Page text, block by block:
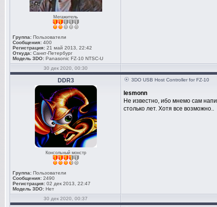
Мегажитель
Группа: Пользователи
Сообщения: 400
Регистрация: 21 май 2013, 22:42
Откуда: Санкт-Петербург
Модель 3DO: Panasonic FZ-10 NTSC-U
30 дек 2020, 00:30
DDR3
Консольный монстр
Группа: Пользователи
Сообщения: 2490
Регистрация: 02 дек 2013, 22:47
Модель 3DO: Нет
3DO USB Host Controller for FZ-10
lesmonn
Не известно, ибо мнемо сам
столько лет. Хотя все возможно..
30 дек 2020, 00:37